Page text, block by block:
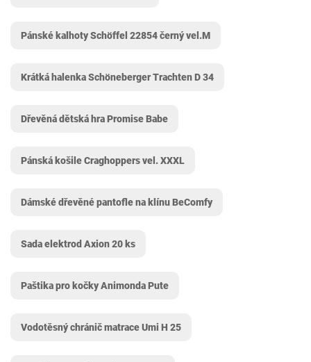
Pánské kalhoty Schöffel 22854 černý vel.M
Krátká halenka Schöneberger Trachten D 34
Dřevěná dětská hra Promise Babe
Pánská košile Craghoppers vel. XXXL
Dámské dřevěné pantofle na klínu BeComfy
Sada elektrod Axion 20 ks
Paštika pro kočky Animonda Pute
Vodotěsný chránič matrace Umi H 25